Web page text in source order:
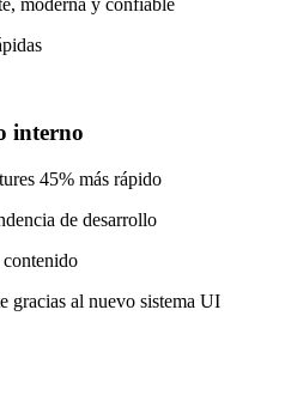
moderna y confiable
interno
45% más rápido
de desarrollo
gracias al nuevo sistema UI